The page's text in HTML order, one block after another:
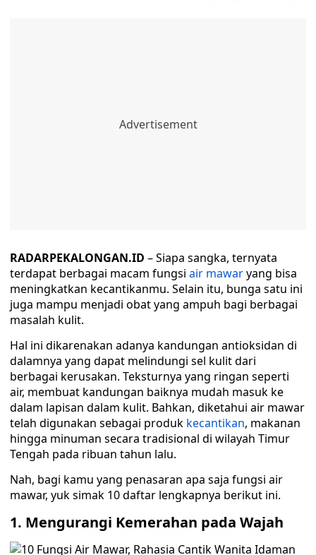
RADARPEKALONGAN.ID – Siapa sangka, ternyata
terdapat berbagai macam fungsi air mawaryang bisa
meningkatkan kecantikanmu. Selain itu, bunga satu ini
juga mampu menjadi obat yang ampuh bagi berbagai
masalah kulit.
Hal ini dikarenakan adanya kandungan antioksidan di
dalamnya yang dapat melindungi sel kulit dari
berbagai kerusakan. Teksturnya yang ringan seperti
air, membuat kandungan baiknya mudah masuk ke
dalam lapisan dalam kulit. Bahkan, diketahui air mawar
telah digunakan sebagai produk kecantikan, makanan
hingga minuman secara tradisional di wilayah Timur
Tengah pada ribuan tahun lalu.
Nah, bagi kamu yang penasaran apa saja fungsi air
mawar, yuk simak 10 daftar lengkapnya berikut ini.
1. Mengurangi Kemerahan pada Wajah